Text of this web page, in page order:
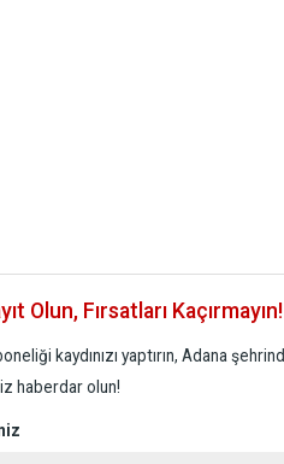
Olun, Fırsatları Kaçırmayın!
kaydınızı yaptırın, Adana
haberdar olun!